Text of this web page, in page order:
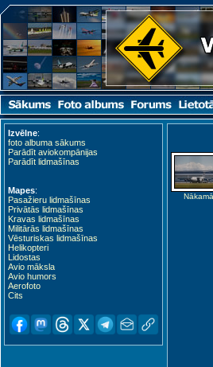
Izvēlne:
foto albuma sākums
Parādīt aviokompānijas
Parādīt lidmašīnas
Mapes:
Pasažieru lidmašīnas
Privātās lidmašīnas
Kravas lidmašīnas
Militārās lidmašīnas
Vēsturiskas lidmašīnas
Helikopteri
Lidostas
Avio māksla
Avio humors
Aerofoto
Cits
Nākamā